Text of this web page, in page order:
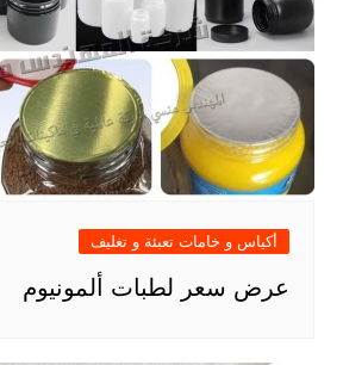
أكياس و خامات تعبئة و تغليف
عرض سعر لطبات ألمونيوم